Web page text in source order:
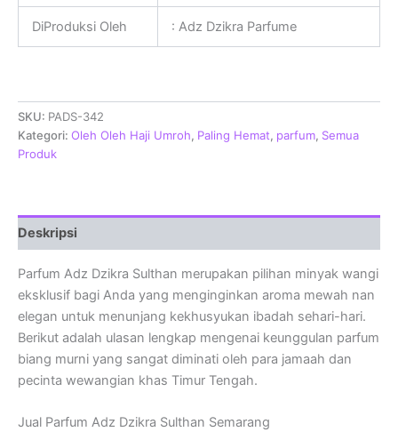
DiProduksi Oleh : Adz Dzikra Parfume
SKU: PADS-342
Kategori: Oleh Oleh Haji Umroh, Paling Hemat, parfum, Semua
Produk
Deskripsi
Parfum Adz Dzikra Sulthan merupakan pilihan minyak wangi
eksklusif bagi Anda yang menginginkan aroma mewah nan
elegan untuk menunjang kekhusyukan ibadah sehari-hari.
Berikut adalah ulasan lengkap mengenai keunggulan parfum
biang murni yang sangat diminati oleh para jamaah dan
pecinta wewangian khas Timur Tengah.
Jual Parfum Adz Dzikra Sulthan Semarang